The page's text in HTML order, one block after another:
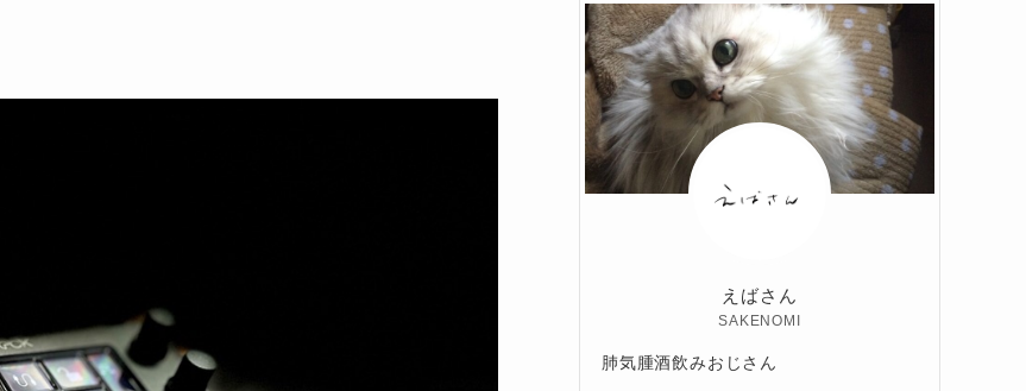
えばさん
SAKENOMI
肺気腫酒飲みおじさん